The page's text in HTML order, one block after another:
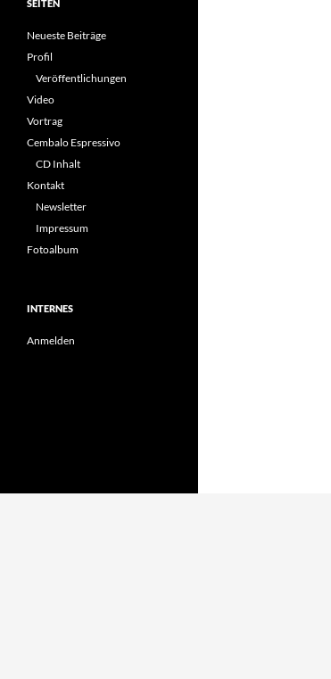
SEITEN
Neueste Beiträge
Profil
Veröffentlichungen
Video
Vortrag
Cembalo Espressivo
CD Inhalt
Kontakt
Newsletter
Impressum
Fotoalbum
INTERNES
Anmelden